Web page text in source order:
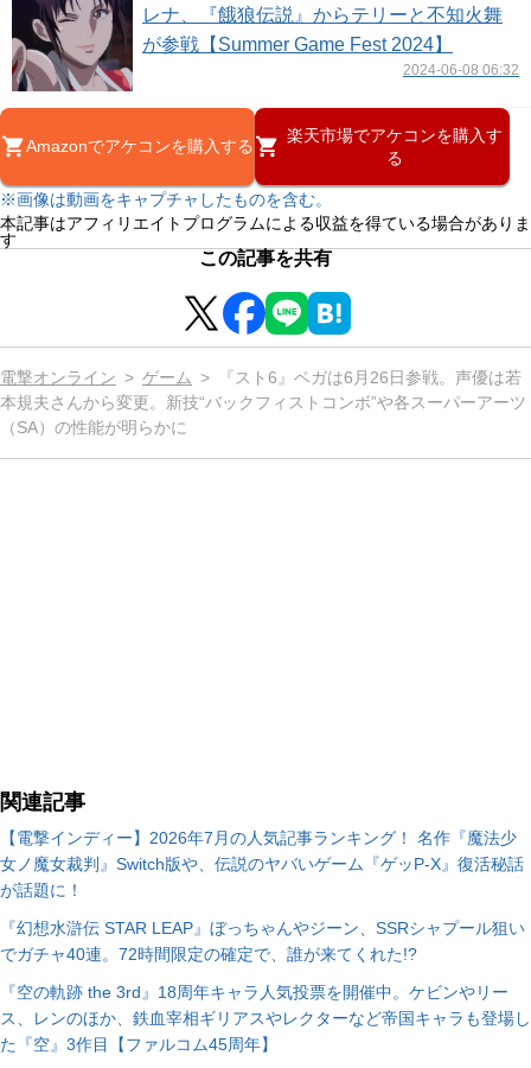
レナ、『餓狼伝説』からテリーと不知火舞
が参戦【Summer Game Fest 2024】
2024-06-08 06:32
Amazonでアケコンを購入する
楽天市場でアケコンを購入す
る
※画像は動画をキャプチャしたものを含む。
本記事はアフィリエイトプログラムによる収益を得ている場合がありま
す
この記事を共有
電撃オンライン ゲーム
『スト6』ベガは6月26日参戦。声優は若
本規夫さんから変更。新技“バックフィストコンボ”や各スーパーアーツ
（SA）の性能が明らかに
関連記事
【電撃インディー】2026年7月の人気記事ランキング！ 名作『魔法少
女ノ魔女裁判』Switch版や、伝説のヤバいゲーム『ゲッP-X』復活秘話
が話題に！
『幻想水滸伝 STAR LEAP』ぼっちゃんやジーン、SSRシャプール狙い
でガチャ40連。72時間限定の確定で、誰が来てくれた!?
『空の軌跡 the 3rd』18周年キャラ人気投票を開催中。ケビンやリー
ス、レンのほか、鉄血宰相ギリアスやレクターなど帝国キャラも登場し
た『空』3作目【ファルコム45周年】